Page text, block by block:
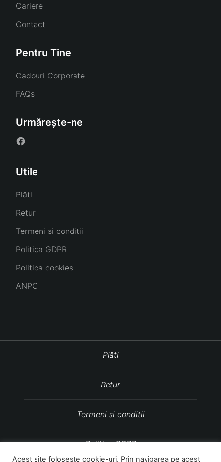
Cariere
Contact
Pentru Tine
Cadouri Corporate
FAQs
Urmărește-ne
Utile
Plăti
Retur
Termeni si conditii
Politica GDPR
Politica cookies
ANPC
Plăti
Retur
Termeni si conditii
Politica GDPR
Acest site foloseste cookie-uri. Prin navigarea pe acest